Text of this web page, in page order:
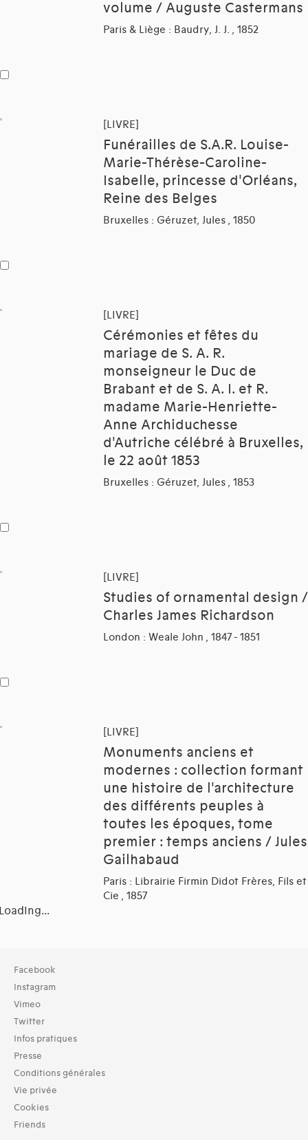
volume / Auguste Castermans
Paris & Liège : Baudry, J. J. , 1852
[LIVRE]
Funérailles de S.A.R. Louise-
Marie-Thérèse-Caroline-
Isabelle, princesse d'Orléans,
Reine des Belges
Bruxelles : Géruzet, Jules , 1850
[LIVRE]
Cérémonies et fêtes du
mariage de S. A. R.
monseigneur le Duc de
Brabant et de S. A. I. et R.
madame Marie-Henriette-
Anne Archiduchesse
d'Autriche célébré à Bruxelles,
le 22 août 1853
Bruxelles : Géruzet, Jules , 1853
[LIVRE]
Studies of ornamental design /
Charles James Richardson
London : Weale John , 1847 - 1851
[LIVRE]
Monuments anciens et
modernes : collection formant
une histoire de l'architecture
des différents peuples à
toutes les époques, tome
premier : temps anciens / Jules
Gailhabaud
Paris : Librairie Firmin Didot Frères, Fils et
Cie , 1857
Collection
Bibliothèque (44)
Typologies documents
Livres (44)
Langues
Dates
1850 (5)
1851 (8)
Facebook
Instagram
Vimeo
Twitter
Infos pratiques
Presse
Conditions générales
Vie privée
Cookies
Friends